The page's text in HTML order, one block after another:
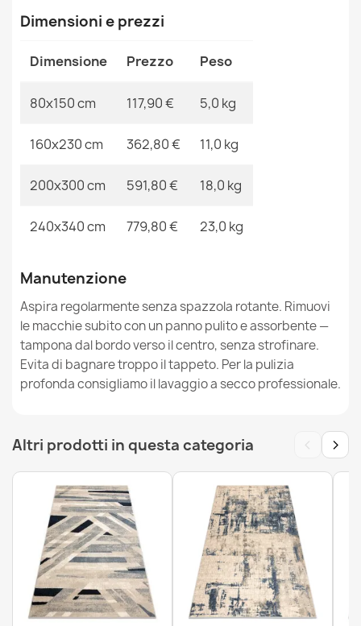
117,90 €
117,90 €
117,90 €
Tappeto NAIN Fiori, cornice blu scuro / beige
Tappeto NAIN Geometrico 7710/51644 beige / blu
117,90 €
MPN
Dimensioni e prezzi
Dimensione Prezzo Peso
80x150 cm 117,90 € 5,0 kg
160x230 cm 362,80 € 11,0 kg
200x300 cm 591,80 € 18,0 kg
240x340 cm 779,80 € 23,0 kg
Manutenzione
Aspira regolarmente senza spazzola rotante. Rimuovi
le macchie subito con un panno pulito e assorbente —
tampona dal bordo verso il centro, senza strofinare.
Evita di bagnare troppo il tappeto. Per la pulizia
profonda consigliamo il lavaggio a secco professionale.
Altri prodotti in questa categoria ‹ ›